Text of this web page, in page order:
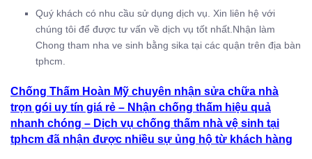
Quý khách có nhu cầu sử dụng dịch vụ. Xin liên hệ với
chúng tôi để được tư vấn về dịch vụ tốt nhất.Nhận làm
Chong tham nha ve sinh bằng sika tại các quận trên địa bàn
tphcm.
Chống Thấm Hoàn Mỹ chuyên nhận sửa chữa nhà
trọn gói uy tín giá rẻ – Nhận chống thấm hiệu quả
nhanh chóng – Dịch vụ chống thấm nhà vệ sinh tại
tphcm đã nhận được nhiều sự ủng hộ từ khách hàng